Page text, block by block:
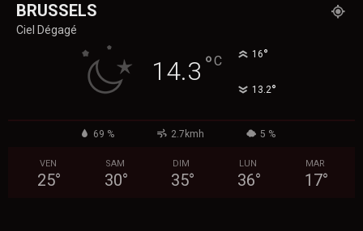
BRUSSELS
Ciel Dégagé
14.3 °C 16°
13.2°
69 % 2.7kmh 5 %
VEN
25°
SAM
30°
DIM
35°
LUN
36°
MAR
17°